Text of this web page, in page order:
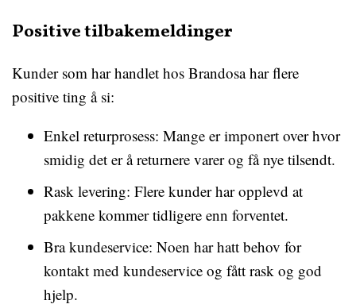
Positive tilbakemeldinger
Kunder som har handlet hos Brandosa har flere
positive ting å si:
Enkel returprosess: Mange er imponert over hvor
smidig det er å returnere varer og få nye tilsendt.
Rask levering: Flere kunder har opplevd at
pakkene kommer tidligere enn forventet.
Bra kundeservice: Noen har hatt behov for
kontakt med kundeservice og fått rask og god
hjelp.